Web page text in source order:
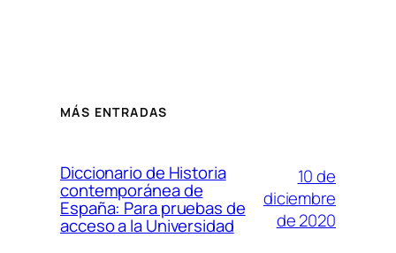
MÁS ENTRADAS
Diccionario de Historia
contemporánea de
España: Para pruebas de
acceso a la Universidad
10 de
diciembre
de 2020